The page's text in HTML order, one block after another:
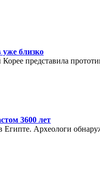
близко
представила
3600 лет
Египте. Археологи